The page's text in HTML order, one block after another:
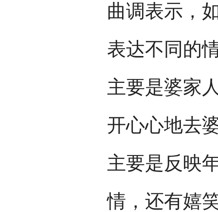
曲调表示，
表达不同的
主要是婆家
开心心地去
主要是反映
情，还有嬉